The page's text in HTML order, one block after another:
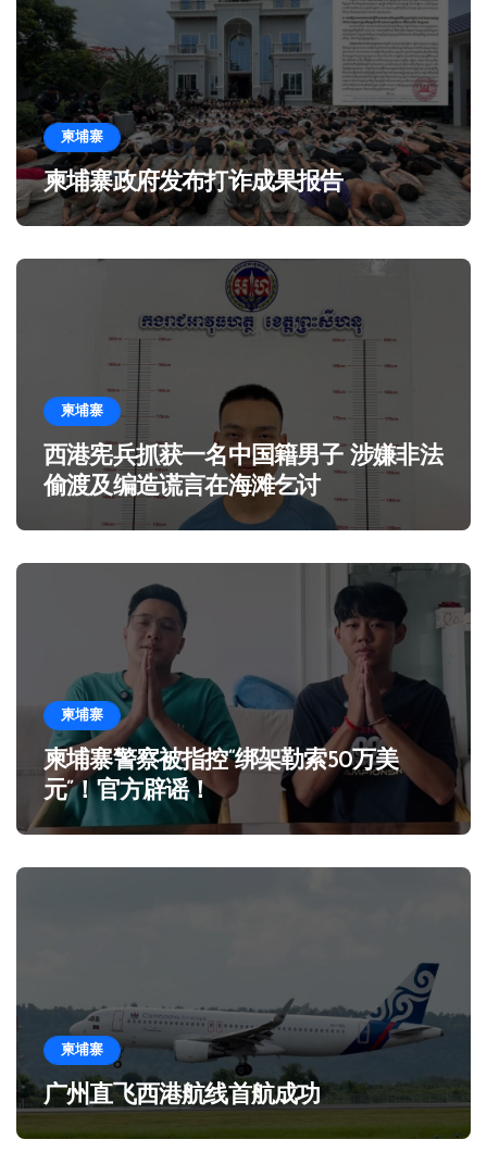
柬埔寨
柬埔寨政府发布打诈成果报告
柬埔寨
西港宪兵抓获一名中国籍男子 涉嫌非法
偷渡及编造谎言在海滩乞讨
柬埔寨
柬埔寨警察被指控“绑架勒索50万美
元”！官方辟谣！
柬埔寨
广州直飞西港航线首航成功